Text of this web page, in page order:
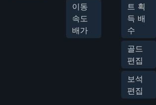
이동
속도
배가
트 획
득 배
수
골드
편집
보석
편집